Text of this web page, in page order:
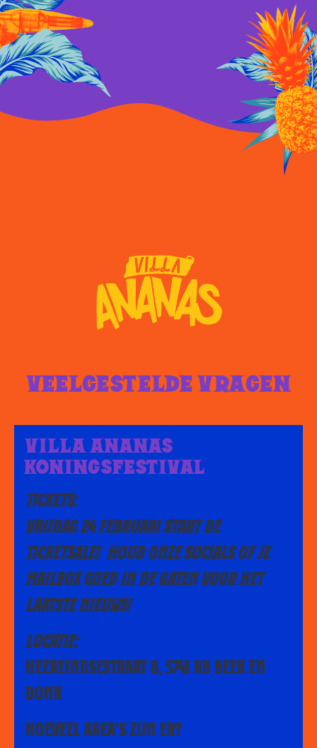
VEELGESTELDE VRAGEN
VILLA ANANAS
KONINGSFESTIVAL
TICKETS:
VRIJDAG 24 FEBRUARI START DE
TICKETSALE! HOUD ONZE SOCIALS OF JE
MAILBOX GOED IN DE GATEN VOOR HET
LAATSTE NIEUWS!
LOCATIE:
HEEREINDSESTRAAT 8, 5741 RB BEEK EN
DONK
HOEVEEL AREA’S ZIJN ER?